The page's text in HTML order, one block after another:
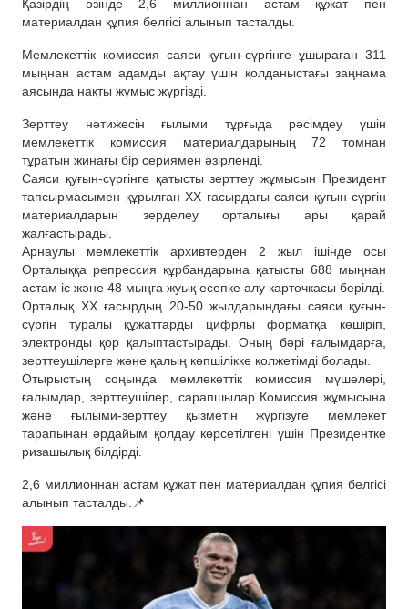
Қазірдің өзінде 2,6 миллионнан астам құжат пен
материалдан құпия белгісі алынып тасталды.
Мемлекеттік комиссия саяси қуғын-сүргінге ұшыраған 311
мыңнан астам адамды ақтау үшін қолданыстағы заңнама
аясында нақты жұмыс жүргізді.
Зерттеу нәтижесін ғылыми тұрғыда рәсімдеу үшін
мемлекеттік комиссия материалдарының 72 томнан
тұратын жинағы бір сериямен әзірленді.
Саяси қуғын-сүргінге қатысты зерттеу жұмысын Президент
тапсырмасымен құрылған XX ғасырдағы саяси қуғын-сүргін
материалдарын зерделеу орталығы ары қарай
жалғастырады.
Арнаулы мемлекеттік архивтерден 2 жыл ішінде осы
Орталыққа репрессия құрбандарына қатысты 688 мыңнан
астам іс және 48 мыңға жуық есепке алу карточкасы берілді.
Орталық ХХ ғасырдың 20-50 жылдарындағы саяси қуғын-
сүргін туралы құжаттарды цифрлы форматқа көшіріп,
электронды қор қалыптастырады. Оның бәрі ғалымдарға,
зерттеушілерге және қалың көпшілікке қолжетімді болады.
Отырыстың соңында мемлекеттік комиссия мүшелері,
ғалымдар, зерттеушілер, сарапшылар Комиссия жұмысына
және ғылыми-зерттеу қызметін жүргізуге мемлекет
тарапынан әрдайым қолдау көрсетілгені үшін Президентке
ризашылық білдірді.
2,6 миллионнан астам құжат пен материалдан құпия белгісі
алынып тасталды.📌